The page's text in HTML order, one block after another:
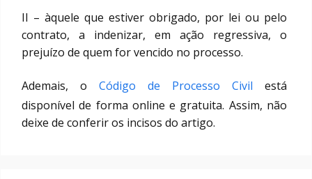
II – àquele que estiver obrigado, por lei ou pelo
contrato, a indenizar, em ação regressiva, o
prejuízo de quem for vencido no processo.
Ademais, o Código de Processo Civil está
disponível de forma online e gratuita. Assim, não
deixe de conferir os incisos do artigo.